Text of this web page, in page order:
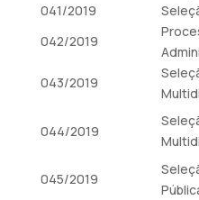
041/2019
042/2019
043/2019
044/2019
045/2019